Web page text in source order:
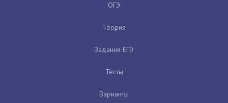
ОГЭ
Теория
Задания ЕГЭ
Тесты
Варианты